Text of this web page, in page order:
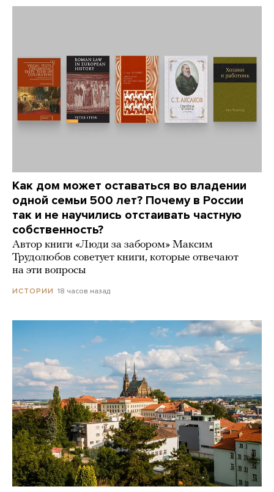
Как дом может оставаться во владении
одной семьи 500 лет? Почему в России
так и не научились отстаивать частную
собственность?
Автор книги «Люди за забором» Максим
Трудолюбов советует книги, которые отвечают
на эти вопросы
ИСТОРИИ 18 часов назад